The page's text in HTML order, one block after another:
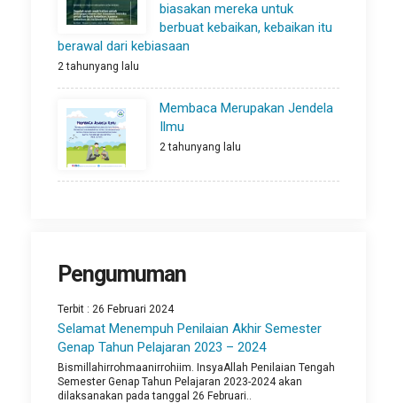
biasakan mereka untuk
berbuat kebaikan, kebaikan itu
berawal dari kebiasaan
2 tahunyang lalu
Membaca Merupakan Jendela
Ilmu
2 tahunyang lalu
Pengumuman
Terbit : 26 Februari 2024
Selamat Menempuh Penilaian Akhir Semester
Genap Tahun Pelajaran 2023 – 2024
Bismillahirrohmaanirrohiim. InsyaAllah Penilaian Tengah
Semester Genap Tahun Pelajaran 2023-2024 akan
dilaksanakan pada tanggal 26 Februari..